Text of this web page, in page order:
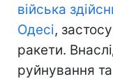
війська
Одесі,
ракети.
руйнування